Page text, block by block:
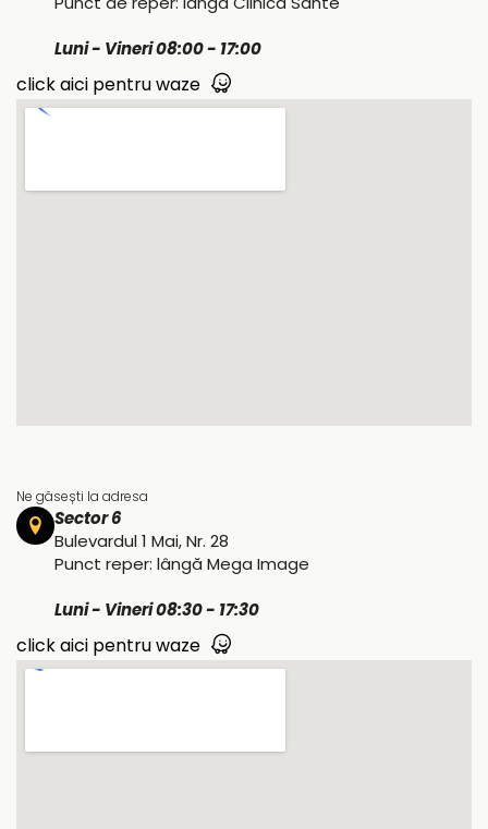
Luni - Vineri 08:00 - 17:00
click aici pentru waze
Ne găsești la adresa
Sector 6
Bulevardul 1 Mai, Nr. 28
Punct reper: lângă Mega Image
Luni - Vineri 08:30 - 17:30
click aici pentru waze